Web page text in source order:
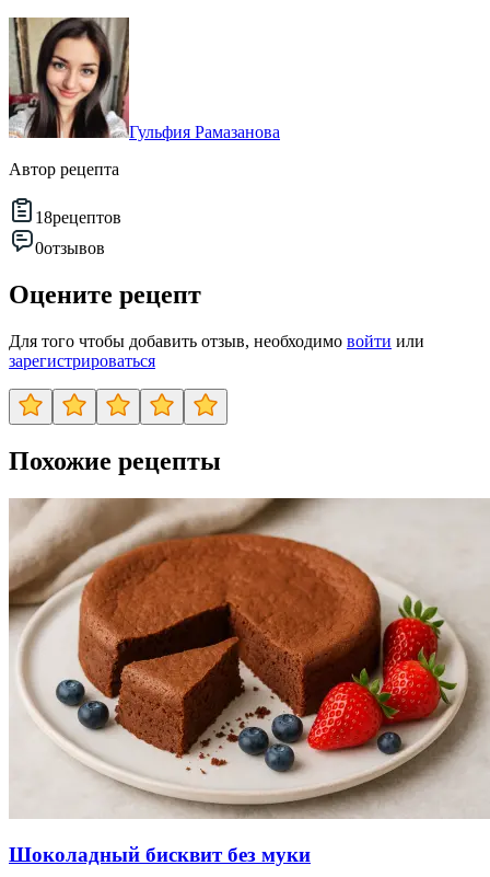
Гульфия Рамазанова
Автор рецепта
18рецептов
0отзывов
Оцените рецепт
Для того чтобы добавить отзыв, необходимо войти или
зарегистрироваться
Похожие рецепты
Шоколадный бисквит без муки